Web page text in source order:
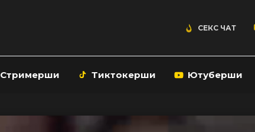
СЕКС ЧАТ
Стримерши Тиктокерши Ютуберши